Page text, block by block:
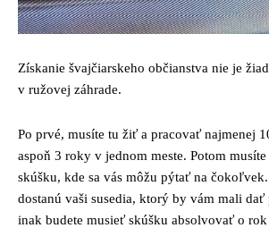
Získanie švajčiarskeho občianstva nie je
v ružovej záhrade.
Po prvé, musíte tu žiť a pracovať najmenej
aspoň 3 roky v jednom meste. Potom
skúšku, kde sa vás môžu pýtať na
dostanú vaši susedia, ktorý by vám mali
inak budete musieť skúšku absolvovať o rok